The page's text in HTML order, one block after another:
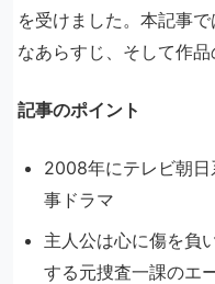
を受けました。本記事
なあらすじ、そして作品
記事のポイント
2008年にテレビ朝
事ドラマ
主人公は心に傷を負
する元捜査一課のエ